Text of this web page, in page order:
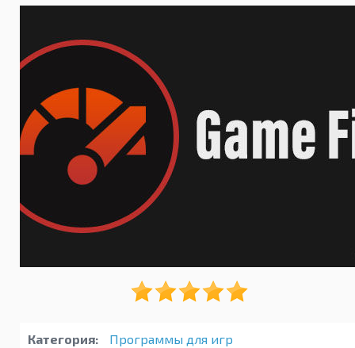
Категория: Программы для игр